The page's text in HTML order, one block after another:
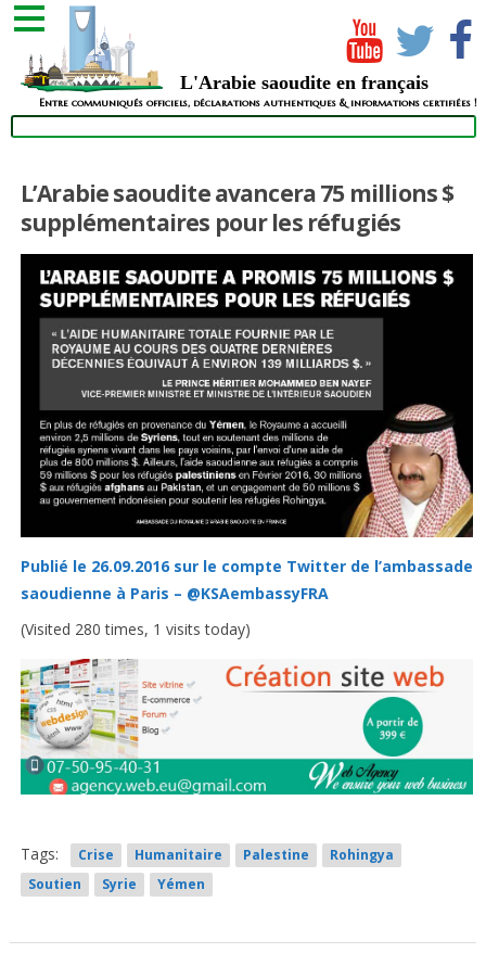
L'Arabie saoudite en français
Entre communiqués officiels, déclarations authentiques & informations certifiées !
L’Arabie saoudite avancera 75 millions $
supplémentaires pour les réfugiés
Publié le 26.09.2016 sur le compte Twitter de l’ambassade
saoudienne à Paris – @KSAembassyFRA
(Visited 280 times, 1 visits today)
Tags: Crise Humanitaire Palestine
Rohingya
Soutien
Syrie Yémen